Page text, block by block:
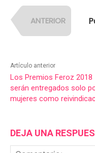
ANTERIOR
Artículo anterior
Los Premios Feroz 2018
serán entregados solo
mujeres como
DEJA UNA